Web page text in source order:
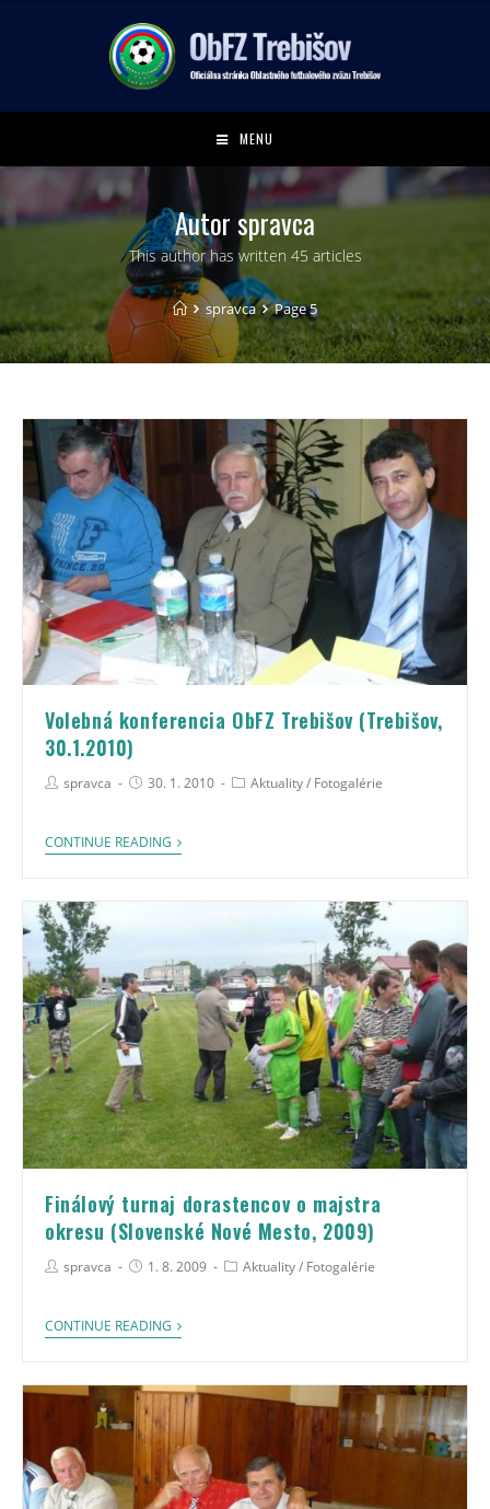
MENU
Autorspravca
This author has written 45 articles
spravca Page 5
Volebná konferencia ObFZ Trebišov (Trebišov,
30.1.2010)
spravca 30. 1. 2010 Aktuality/ Fotogalérie
CONTINUE READING
Finálový turnaj dorastencov o majstra
okresu (Slovenské Nové Mesto, 2009)
spravca 1. 8. 2009 Aktuality/ Fotogalérie
CONTINUE READING